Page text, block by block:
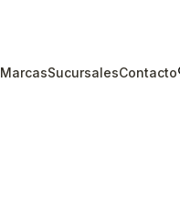
MarcasSucursalesContacto